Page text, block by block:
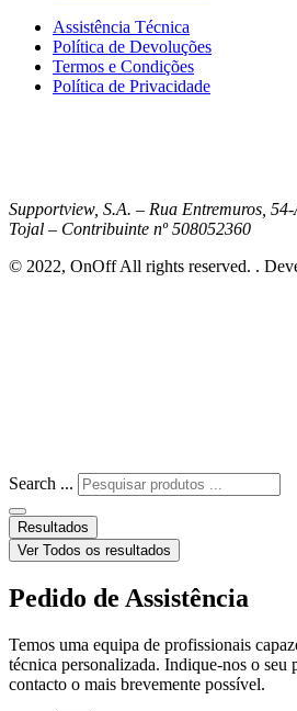
Assistência Técnica
Política de Devoluções
Termos e Condições
Política de Privacidade
Supportview, S.A. – Rua Entremuros,
Tojal – Contribuinte nº 508052360
© 2022, OnOff All rights reserved. .
Search ...
Resultados
Ver Todos os resultados
Pedido de Assistência
Temos uma equipa de profissionais
técnica personalizada. Indique-nos o seu
contacto o mais brevemente possível.